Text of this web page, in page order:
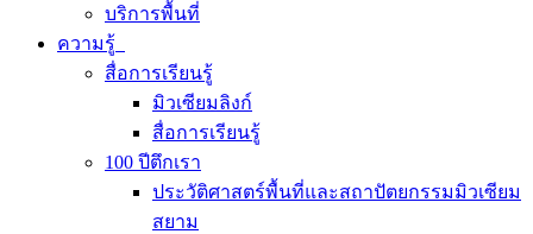
บริการพื้นที่
ความรู้
สื่อการเรียนรู้
มิวเซียมลิงก์
สื่อการเรียนรู้
100 ปีตึกเรา
ประวัติศาสตร์พื้นที่และสถาปัตยกรรมมิวเซียม
สยาม